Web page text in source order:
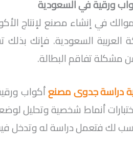
ورقية في السعودية
في إنشاء مصنع لإنتاج
العربية السعودية. فإنك
مشكلة تفاقم البطالة.
دراسة جدوى مصنعأكواب
أنماط شخصية وتحليل
لك فتعمل دراسة له وتدخل